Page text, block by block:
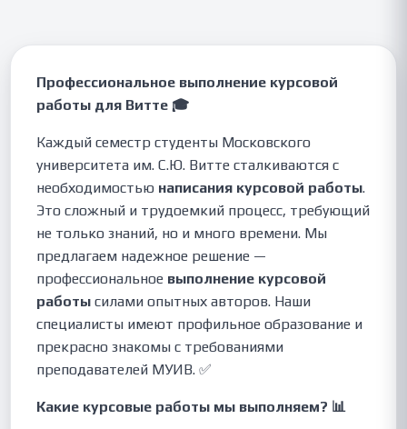
Профессиональное выполнение курсовой
работы для Витте 🎓
Каждый семестр студенты Московского
университета им. С.Ю. Витте сталкиваются с
необходимостью написания курсовой работы.
Это сложный и трудоемкий процесс, требующий
не только знаний, но и много времени. Мы
предлагаем надежное решение —
профессиональное выполнение курсовой
работы силами опытных авторов. Наши
специалисты имеют профильное образование и
прекрасно знакомы с требованиями
преподавателей МУИВ. ✅
Какие курсовые работы мы выполняем? 📊